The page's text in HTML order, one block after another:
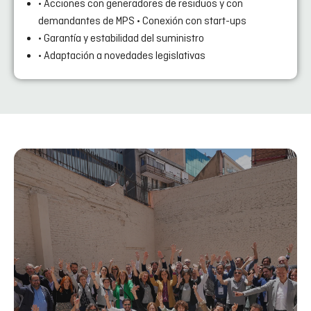
• Acciones con generadores de residuos y con
demandantes de MPS • Conexión con start-ups
• Garantía y estabilidad del suministro
• Adaptación a novedades legislativas
SOCIOS